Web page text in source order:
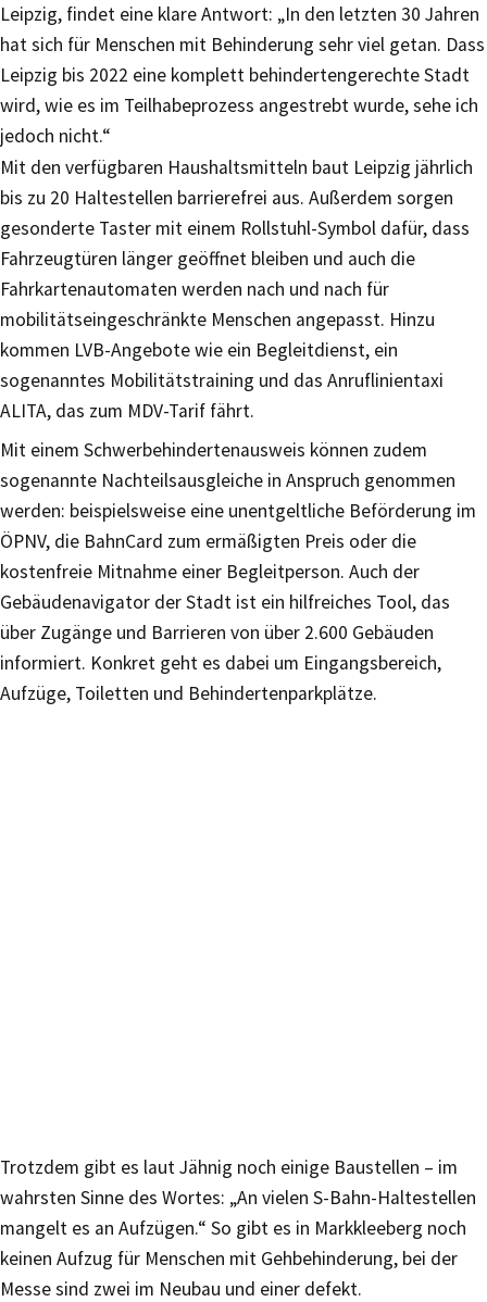
Leipzig, findet eine klare Antwort: „In den letzten 30 Jahren
hat sich für Menschen mit Behinderung sehr viel getan. Dass
Leipzig bis 2022 eine komplett behindertengerechte Stadt
wird, wie es im Teilhabeprozess angestrebt wurde, sehe ich
jedoch nicht.“
Mit den verfügbaren Haushaltsmitteln baut Leipzig jährlich
bis zu 20 Haltestellen barrierefrei aus. Außerdem sorgen
gesonderte Taster mit einem Rollstuhl-Symbol dafür, dass
Fahrzeugtüren länger geöffnet bleiben und auch die
Fahrkartenautomaten werden nach und nach für
mobilitätseingeschränkte Menschen angepasst. Hinzu
kommen LVB-Angebote wie ein Begleitdienst, ein
sogenanntes Mobilitätstraining und das Anruflinientaxi
ALITA, das zum MDV-Tarif fährt.
Mit einem Schwerbehindertenausweis können zudem
sogenannte Nachteilsausgleiche in Anspruch genommen
werden: beispielsweise eine unentgeltliche Beförderung im
ÖPNV, die BahnCard zum ermäßigten Preis oder die
kostenfreie Mitnahme einer Begleitperson. Auch der
Gebäudenavigator der Stadt ist ein hilfreiches Tool, das
über Zugänge und Barrieren von über 2.600 Gebäuden
informiert. Konkret geht es dabei um Eingangsbereich,
Aufzüge, Toiletten und Behindertenparkplätze.
Trotzdem gibt es laut Jähnig noch einige Baustellen – im
wahrsten Sinne des Wortes: „An vielen S-Bahn-Haltestellen
mangelt es an Aufzügen.“ So gibt es in Markkleeberg noch
keinen Aufzug für Menschen mit Gehbehinderung, bei der
Messe sind zwei im Neubau und einer defekt.